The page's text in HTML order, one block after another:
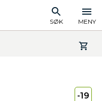
SØK MENY
-19